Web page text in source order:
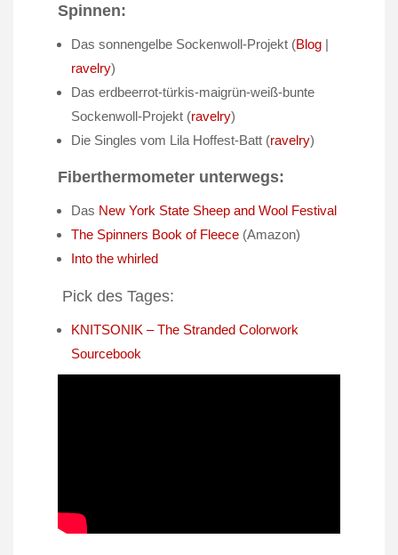
Spinnen:
Das sonnengelbe Sockenwoll-Projekt (Blog |
ravelry)
Das erdbeerrot-türkis-maigrün-weiß-bunte
Sockenwoll-Projekt (ravelry)
Die Singles vom Lila Hoffest-Batt (ravelry)
Fiberthermometer unterwegs:
Das New York State Sheep and Wool Festival
The Spinners Book of Fleece (Amazon)
Into the whirled
Pick des Tages:
KNITSONIK – The Stranded Colorwork
Sourcebook